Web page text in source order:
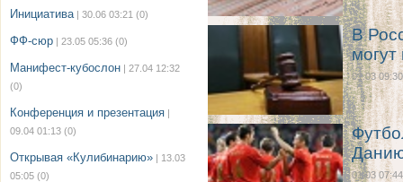
Инициатива | 30.06 03:21 (0)
ФФ-сюр | 23.05 05:36 (0)
Манифест-кубослон | 27.04 12:32
(0)
Конференция и презентация |
09.04 01:13 (0)
Открывая «Кулибинарию» | 13.03
05:05 (0)
В
могут
01.03 09:30
01.03 07:44